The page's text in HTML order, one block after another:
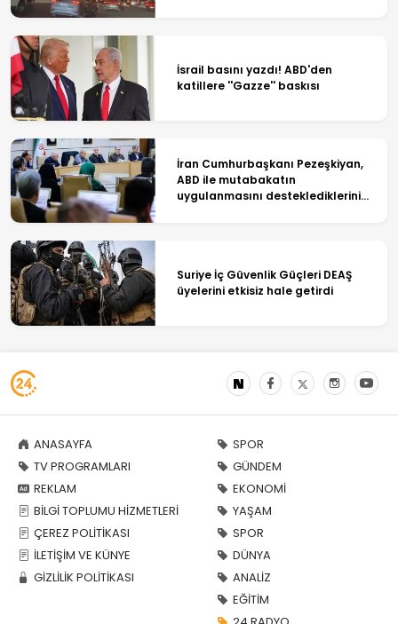
İsrail basını yazdı! ABD'den
katillere ''Gazze'' baskısı
İran Cumhurbaşkanı Pezeşkiyan,
ABD ile mutabakatın
uygulanmasını desteklediklerini
Suriye İç Güvenlik Güçleri DEAŞ
üyelerini etkisiz hale getirdi
ANASAYFA
TV PROGRAMLARI
REKLAM
BİLGİ TOPLUMU HİZMETLERİ
ÇEREZ POLİTİKASI
İLETİŞİM VE KÜNYE
GİZLİLİK POLİTİKASI
SPOR
GÜNDEM
EKONOMİ
YAŞAM
SPOR
DÜNYA
ANALİZ
EĞİTİM